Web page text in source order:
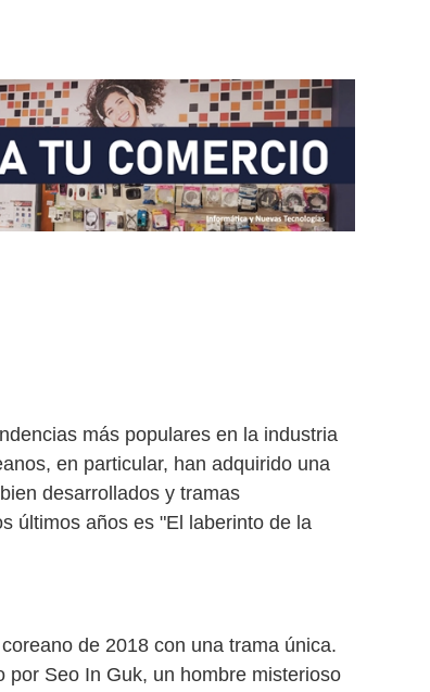
más populares en la industria
en particular, han adquirido una
desarrollados y tramas
últimos años es "El laberinto de la
de 2018 con una trama única.
por Seo In Guk, un hombre misterioso